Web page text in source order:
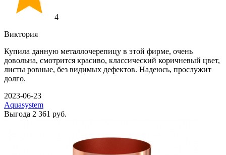
4
Виктория
Купила данную металлочерепицу в этой фирме, очень
довольна, смотрится красиво, классический коричневый цвет,
листы ровные, без видимых дефектов. Надеюсь, прослужит
долго.
2023-06-23
Aquasystem
Выгода 2 361 руб.